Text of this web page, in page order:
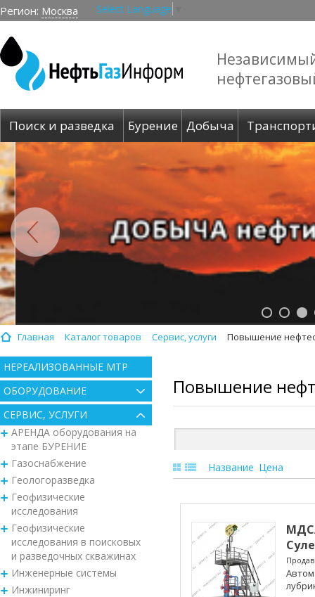
Регион: Москва Select Language
Поиск и разведка Бурение Добыча
Главная Каталог товаров Сервис, услуги Повышение
НЕРЕАЛИЗОВАННЫЕ МТР
ОБОРУДОВАНИЕ
СЕРВИС, УСЛУГИ
АРЕНДА оборудования на
этапе БУРЕНИЕ
Газоснабжение
Геологоразведка
Геофизические
исследования
Геофизические
исследования в поисковых
и разведочных скважинах
Инженерные системы
Инжиниринг
Повышение
Название Цена